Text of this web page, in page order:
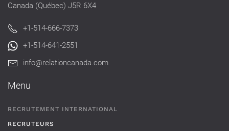
Canada (Québec) J5R 6X4
+1-514-666-7373
+1-514-641-2551
info@relationcanada.com
Menu
RECRUTEMENT INTERNATIONAL
RECRUTEURS